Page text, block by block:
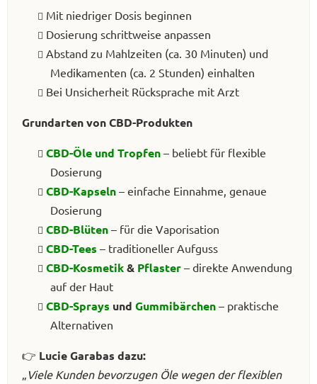
s
t
e
Mit niedriger Dosis beginnen
Dosierung schrittweise anpassen
Abstand zu Mahlzeiten (ca. 30 Minuten) und
Medikamenten (ca. 2 Stunden) einhalten
Bei Unsicherheit Rücksprache mit Arzt
Grundarten von CBD-Produkten
CBD-Öle und Tropfen – beliebt für flexible
Dosierung
CBD-Kapseln – einfache Einnahme, genaue
Dosierung
CBD-Blüten – für die Vaporisation
CBD-Tees – traditioneller Aufguss
CBD-Kosmetik& Pflaster – direkte Anwendung
auf der Haut
CBD-Sprays und Gummibärchen – praktische
Alternativen
👉 Lucie Garabas dazu:
„ Viele Kunden bevorzugen Öle wegen der flexiblen